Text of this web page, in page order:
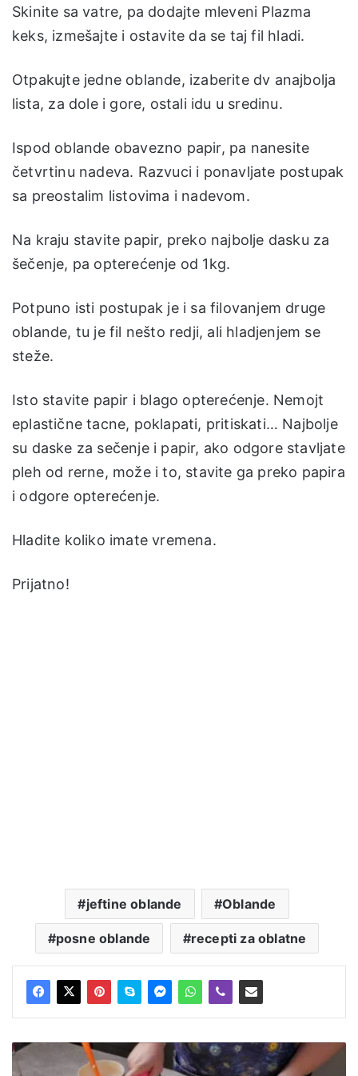
Skinite sa vatre, pa dodajte mleveni Plazma
keks, izmešajte i ostavite da se taj fil hladi.
Otpakujte jedne oblande, izaberite dv anajbolja
lista, za dole i gore, ostali idu u sredinu.
Ispod oblande obavezno papir, pa nanesite
četvrtinu nadeva. Razvuci i ponavljate postupak
sa preostalim listovima i nadevom.
Na kraju stavite papir, preko najbolje dasku za
šečenje, pa opterećenje od 1kg.
Potpuno isti postupak je i sa filovanjem druge
oblande, tu je fil nešto redji, ali hladjenjem se
steže.
Isto stavite papir i blago opterećenje. Nemojt
eplastične tacne, poklapati, pritiskati… Najbolje
su daske za sečenje i papir, ako odgore stavljate
pleh od rerne, može i to, stavite ga preko papira
i odgore opterećenje.
Hladite koliko imate vremena.
Prijatno!
jeftine oblande Oblande
posne oblande recepti za oblatne
Pecivo